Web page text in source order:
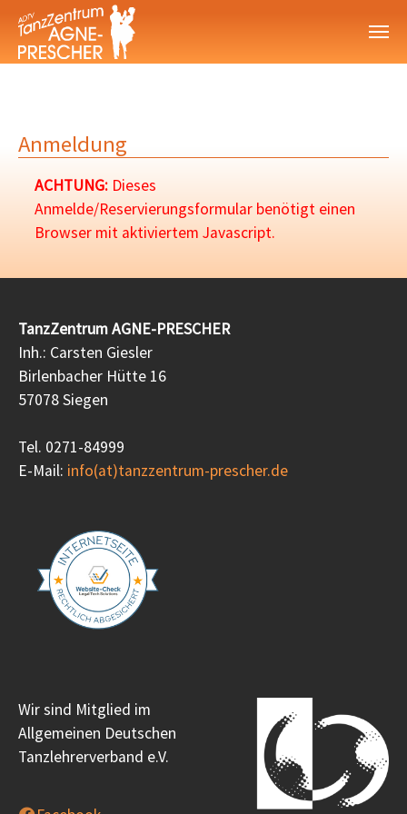
Anmeldung
ACHTUNG:Dieses
Anmelde/Reservierungsformular benötigt einen
Browser mit aktiviertem Javascript.
TanzZentrum AGNE-PRESCHER
Inh.: Carsten Giesler
Birlenbacher Hütte 16
57078 Siegen
Tel. 0271-84999
E-Mail: info(at)tanzzentrum-prescher.de
Wir sind Mitglied im
Allgemeinen Deutschen
Tanzlehrerverband e.V.